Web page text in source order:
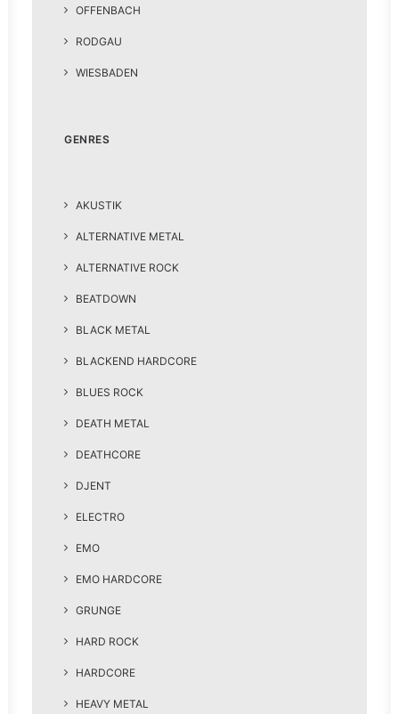
OFFENBACH
RODGAU
WIESBADEN
GENRES
AKUSTIK
ALTERNATIVE METAL
ALTERNATIVE ROCK
BEATDOWN
BLACK METAL
BLACKEND HARDCORE
BLUES ROCK
DEATH METAL
DEATHCORE
DJENT
ELECTRO
EMO
EMO HARDCORE
GRUNGE
HARD ROCK
HARDCORE
HEAVY METAL